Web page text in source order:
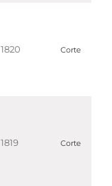
1820 Corte
1819 Corte